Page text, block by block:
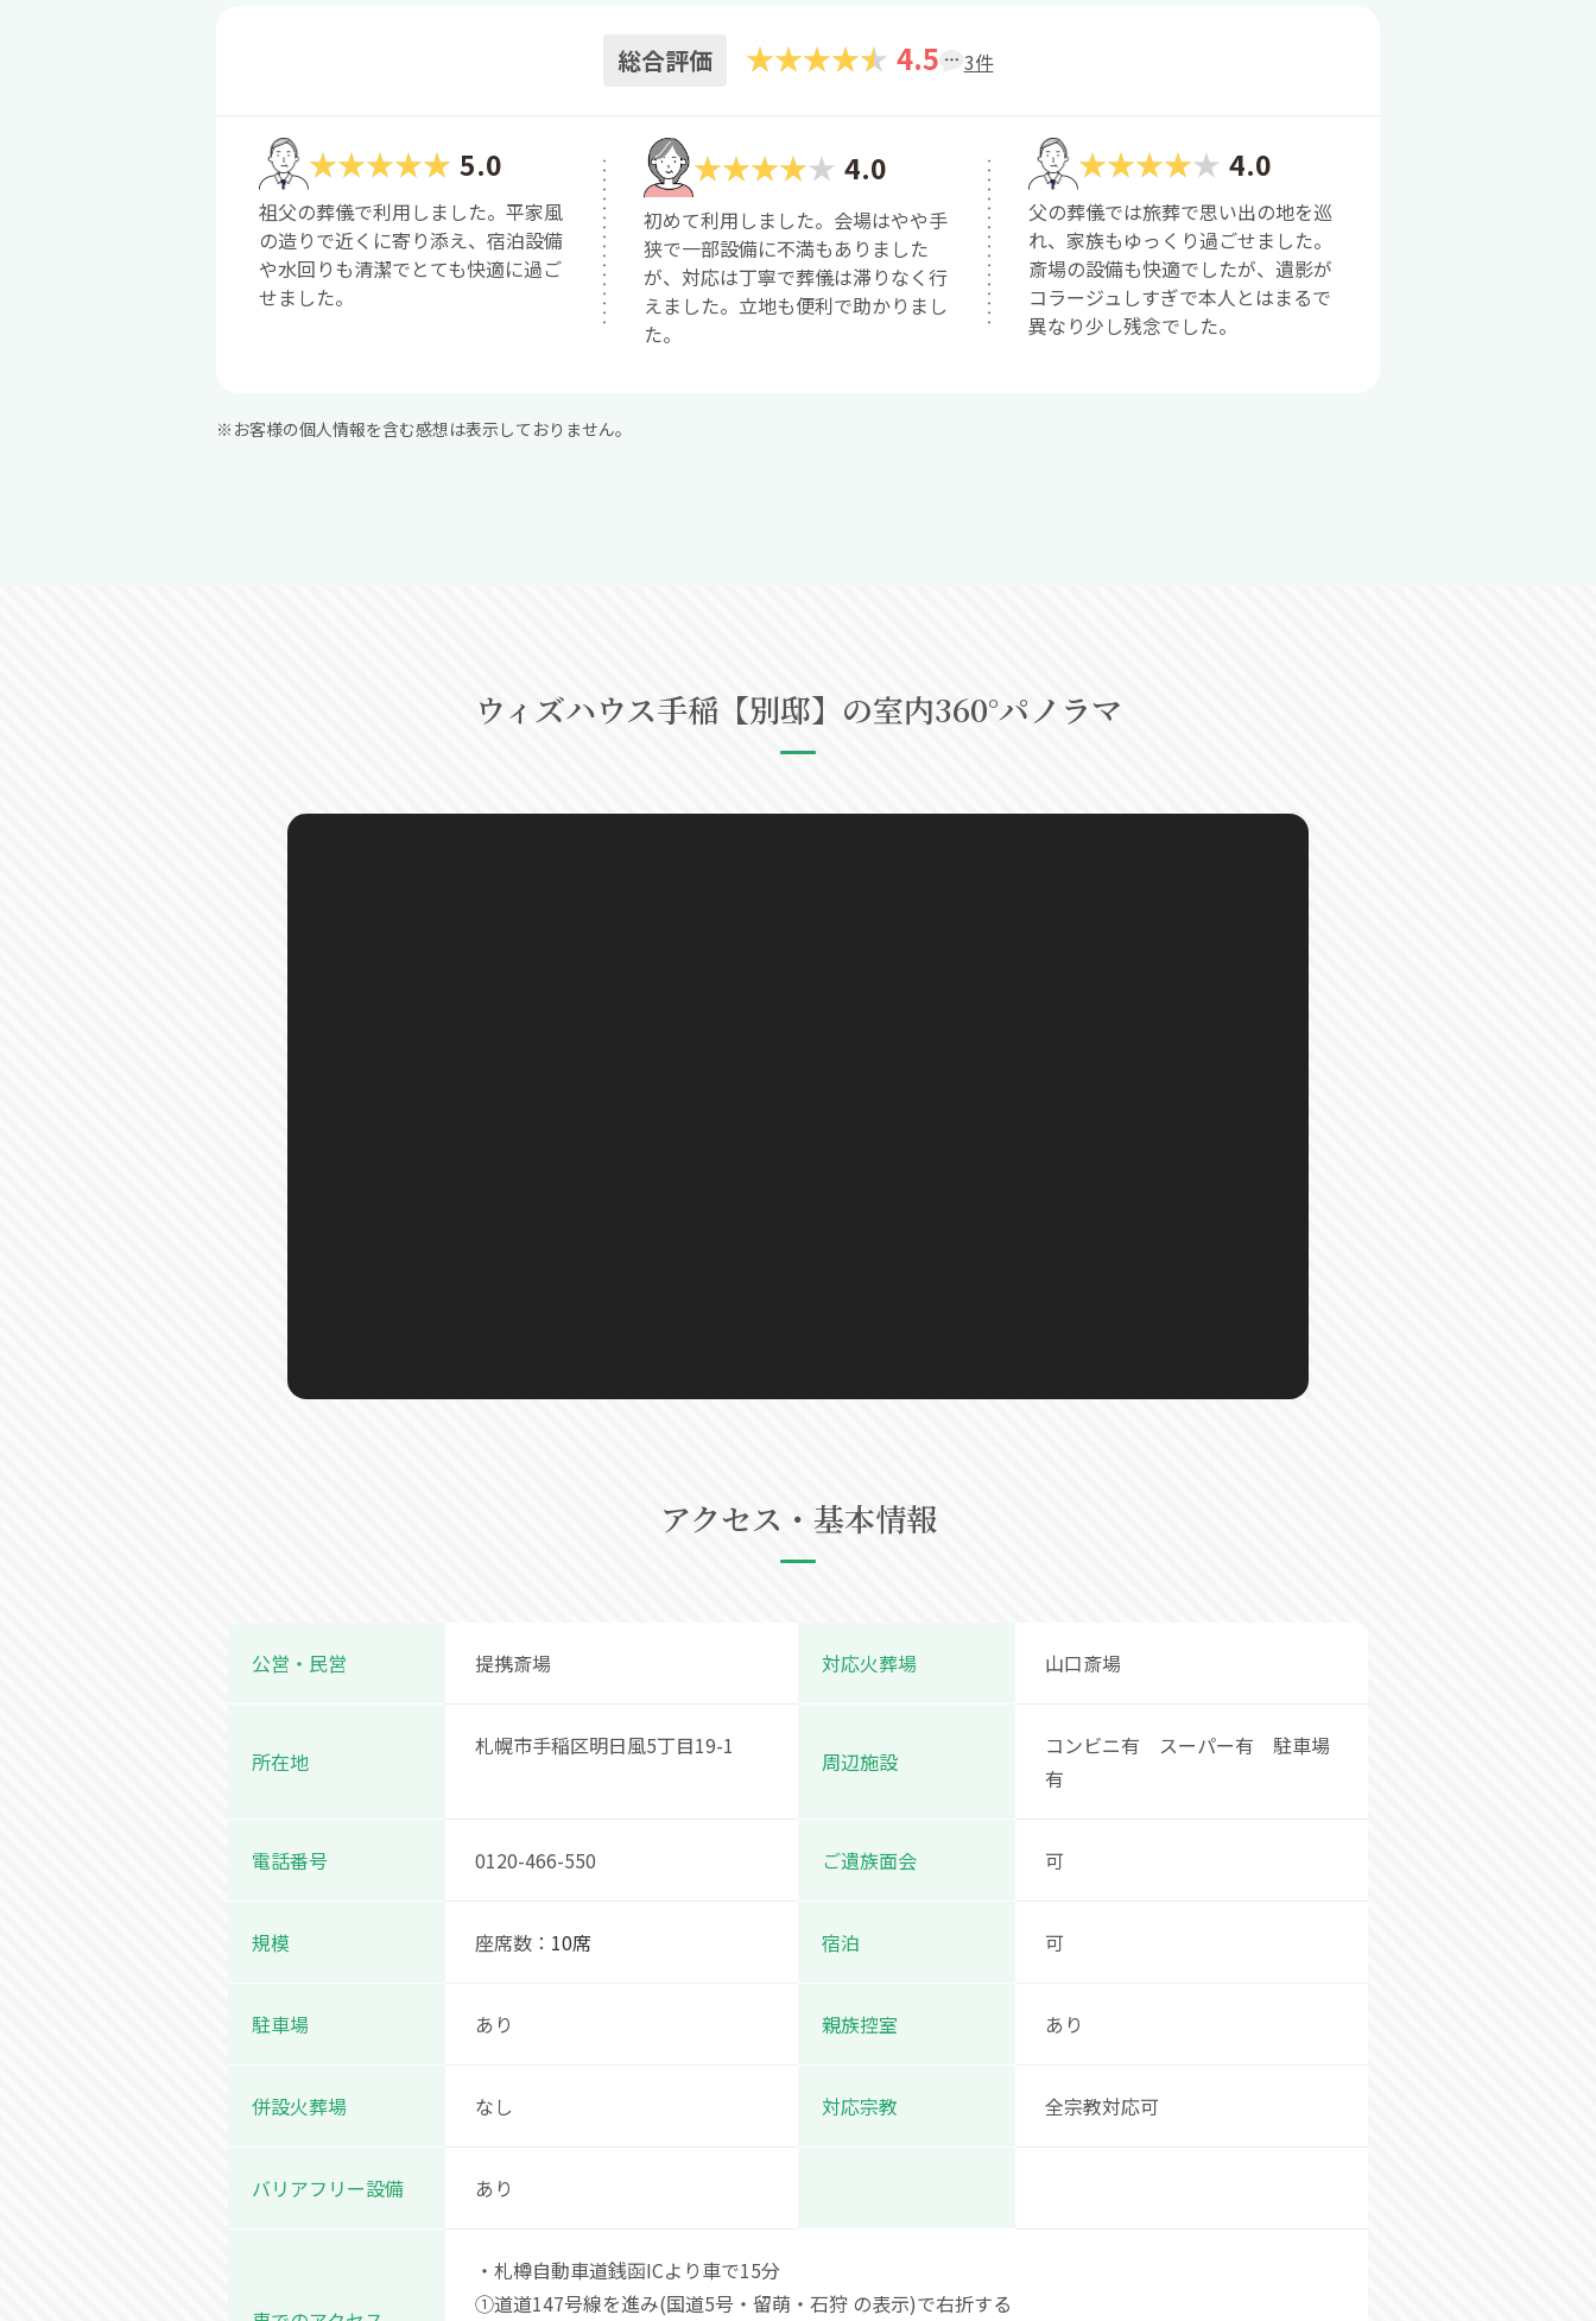
総合評価 4.5 3件
5.0
祖父の葬儀で利用しました。平家風
の造りで近くに寄り添え、宿泊設備
や水回りも清潔でとても快適に過ご
せました。
4.0
初めて利用しました。会場はやや手
狭で一部設備に不満もありました
が、対応は丁寧で葬儀は滞りなく行
えました。立地も便利で助かりまし
た。
4.0
父の葬儀では旅葬で思い出の地を巡
れ、家族もゆっくり過ごせました。
斎場の設備も快適でしたが、遺影が
コラージュしすぎで本人とはまるで
異なり少し残念でした。
※お客様の個人情報を含む感想は表示しておりません。
ウィズハウス手稲【別邸】の室内360°パノラマ
アクセス・基本情報
公営・民営 提携斎場 対応火葬場 山口斎場
所在地
札幌市手稲区明日風5丁目19-1
周辺施設
コンビニ有 スーパー有 駐車場
有
電話番号 0120-466-550 ご遺族面会 可
規模 座席数： 10席 宿泊 可
駐車場 あり 親族控室 あり
併設火葬場 なし 対応宗教 全宗教対応可
バリアフリー設備 あり
・札樽自動車道銭函ICより車で15分
①道道147号線を進み(国道5号・留萌・石狩 の表示)で右折する